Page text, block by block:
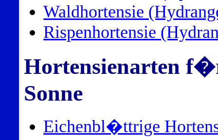
Waldhortensie
Rispenhortensie
Hortensienarten
Sonne
Eichenbl�ttrige